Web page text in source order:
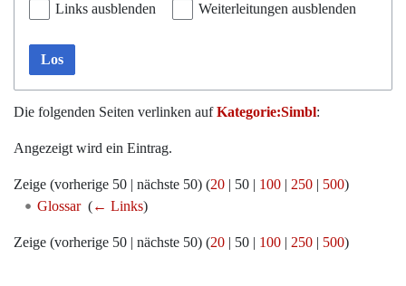
Links ausblenden Weiterleitungen ausblenden
Los
Die folgenden Seiten verlinken aufKategorie:Simbl:
Angezeigt wird ein Eintrag.
Zeige (vorherige 50 | nächste 50) (20 | 50 | 100 | 250 | 500)
Glossar‎ (← Links)
Zeige (vorherige 50 | nächste 50) (20 | 50 | 100 | 250 | 500)